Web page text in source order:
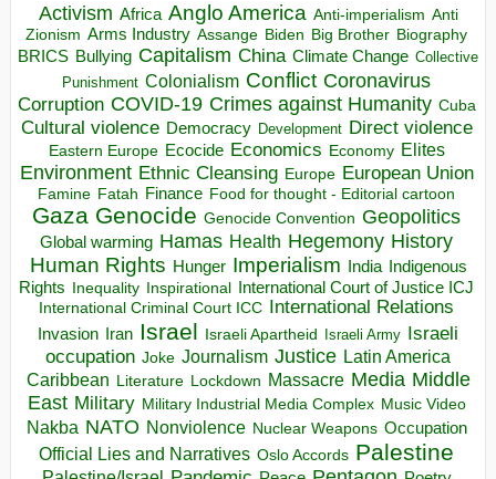
Activism Africa Anglo America Anti-imperialism Anti
Zionism Arms Industry Assange Biden Big Brother Biography
BRICS Bullying Capitalism China Climate Change Collective
Punishment Colonialism Conflict Coronavirus
Corruption COVID-19 Crimes against Humanity Cuba
Cultural violence Democracy Development Direct violence
Eastern Europe Ecocide Economics Economy Elites
Environment Ethnic Cleansing Europe European Union
Famine Fatah Finance Food for thought - Editorial cartoon
Gaza Genocide Genocide Convention Geopolitics
Global warming Hamas Health Hegemony History
Human Rights Hunger Imperialism India Indigenous
Rights
Inequality Inspirational
International Court of Justice ICJ
International Criminal Court ICC
International Relations
Invasion Iran Israel Israeli Apartheid Israeli Army Israeli
occupation Joke Journalism Justice Latin America
Caribbean Literature Lockdown Massacre Media Middle
East Military Military Industrial Media Complex Music Video
Nakba NATO Nonviolence Nuclear Weapons Occupation
Official Lies and Narratives Oslo Accords Palestine